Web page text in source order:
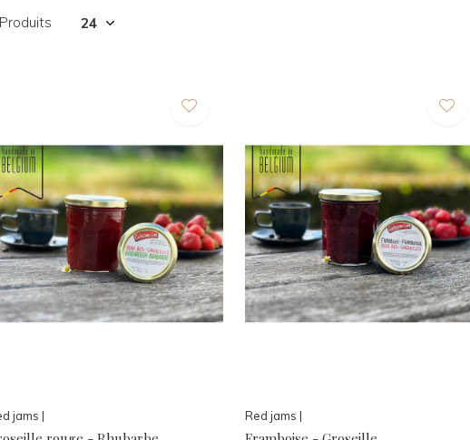
jams | Red jams |